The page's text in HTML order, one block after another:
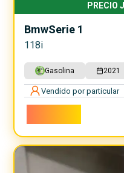
PRECIO
BmwSerie 1
118i
Gasolina 2021
Vendido por particular